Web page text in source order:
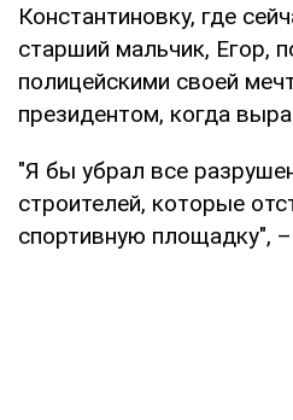
Константиновку, где
старший мальчик, Егор,
полицейскими своей
президентом, когда
"Я бы убрал все
строителей, которые
спортивную площадку",